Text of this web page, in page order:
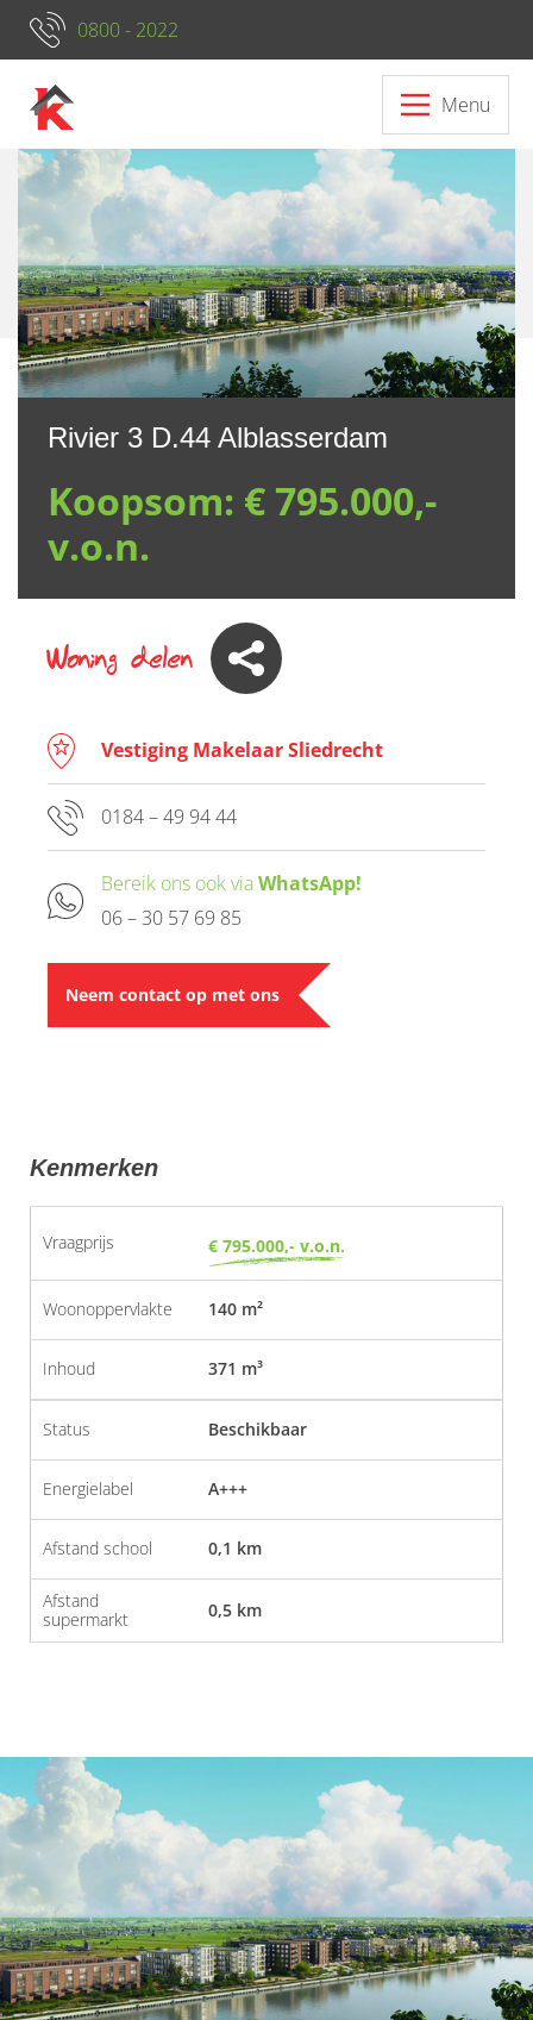
0800 - 2022
Menu
Rivier 3 D.44 Alblasserdam
Koopsom: € 795.000,-
v.o.n.
Woning delen
Vestiging Makelaar Sliedrecht
0184 – 49 94 44
Bereik ons ook viaWhatsApp!
06 – 30 57 69 85
Neem contact op met ons
Neem contact op met ons
Kenmerken
Vraagprijs € 795.000,- v.o.n.
Woonoppervlakte 140 m²
Inhoud 371 m³
Status Beschikbaar
Energielabel A+++
Afstand school 0,1 km
Afstand
supermarkt
0,5 km